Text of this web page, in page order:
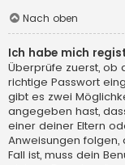
Nach oben
Ich habe mich
Überprüfe zuerst, ob
richtige Passwort
gibt es zwei
angegeben hast,
einer deiner Eltern
Anweisungen
Fall ist, muss dein